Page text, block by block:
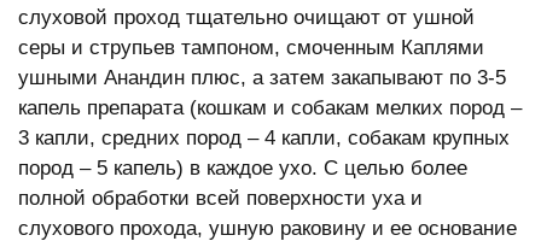
слуховой проход тщательно очищают от ушной
серы и струпьев тампоном, смоченным Каплями
ушными Анандин плюс, а затем закапывают по 3-5
капель препарата (кошкам и собакам мелких пород –
3 капли, средних пород – 4 капли, собакам крупных
пород – 5 капель) в каждое ухо. С целью более
полной обработки всей поверхности уха и
слухового прохода, ушную раковину и ее основание